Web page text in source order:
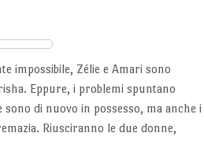
impossibile, Zélie e Amari sono
Eppure, i problemi spuntano
di nuovo in possesso, ma anche i
Riusciranno le due donne,